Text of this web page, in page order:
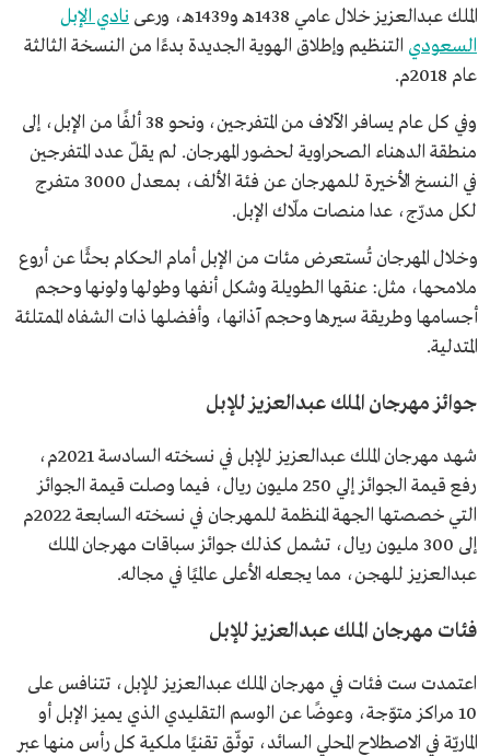
الملك عبدالعزيز خلال عامي 1438هـ و1439هـ، ورعى
نادي الإبل
السعودي التنظيم وإطلاق الهوية الجديدة بدءًا من النسخة الثالثة
عام 2018م.
وفي كل عام يسافر الآلاف من المتفرجين، ونحو 38 ألفًا من الإبل، إلى
منطقة الدهناء الصحراوية لحضور المهرجان. لم يقلّ عدد المتفرجين
في النسخ الأخيرة للمهرجان عن فئة الألف، بمعدل 3000 متفرج
لكل مدرّج، عدا منصات ملّاك الإبل.
وخلال المهرجان تُستعرض مئات من الإبل أمام الحكام بحثًا عن أروع
ملامحها، مثل: عنقها الطويلة وشكل أنفها وطولها ولونها وحجم
أجسامها وطريقة سيرها وحجم آذانها، وأفضلها ذات الشفاه الممتلئة
المتدلية.
جوائز مهرجان الملك عبدالعزيز للإبل
شهد مهرجان الملك عبدالعزيز للإبل في نسخته السادسة 2021م،
رفع قيمة الجوائز إلي 250 مليون ريال، فيما وصلت قيمة الجوائز
التي خصصتها الجهة المنظمة للمهرجان في نسخته السابعة 2022م
إلى 300 مليون ريال، تشمل كذلك جوائز سباقات مهرجان الملك
عبدالعزيز للهجن، مما يجعله الأعلى عالميًا في مجاله.
فئات مهرجان الملك عبدالعزيز للإبل
اعتمدت ست فئات في مهرجان الملك عبدالعزيز للإبل، تتنافس على
10 مراكز متوّجة، وعوضًا عن الوسم التقليدي الذي يميز الإبل أو
الماريّة في الاصطلاح المحلي السائد، توثّق تقنيًا ملكية كل رأس منها عبر